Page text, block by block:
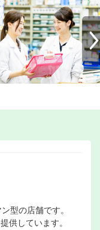
型の店舗です。
供しています。